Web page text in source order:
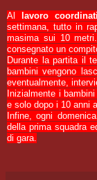
Al lavoro
settimana, tutto in
masima sui 10
consegnato un
Durante la partita il
bambini vengono
eventualmente,
Inizialmente i
e solo dopo i 10 anni
Infine, ogni
della prima squadra
di gara.